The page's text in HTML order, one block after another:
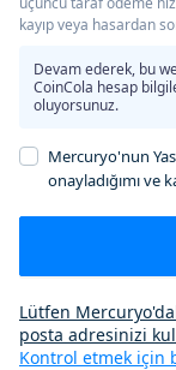
kayıp veya hasardan
Devam ederek, bu
CoinCola hesap
oluyorsunuz.
Mercuryo'nun
onayladığımı
Lütfen
posta adresinizi
Kontrol etmek için